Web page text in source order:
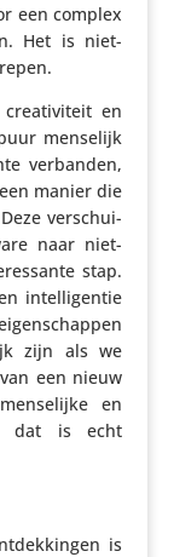
een complex
Het is niet-
en
menselijk
verbanden,
manier die
verschui­
naar niet-
stap.
intel­li­gentie
zijn als we
een nieuw
en
dat is echt
is